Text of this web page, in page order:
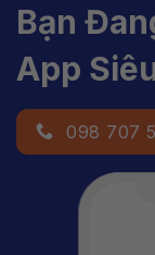
Bạn
App
098 707